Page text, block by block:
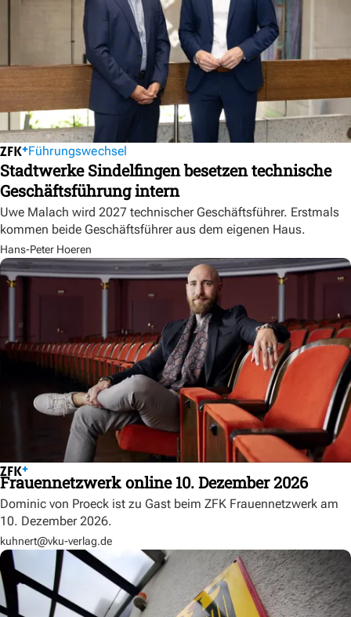
Führungswechsel
Stadtwerke Sindelfingen besetzen technische
Geschäftsführung intern
Uwe Malach wird 2027 technischer Geschäftsführer. Erstmals
kommen beide Geschäftsführer aus dem eigenen Haus.
Hans-Peter Hoeren
Frauennetzwerk online 10. Dezember 2026
Dominic von Proeck ist zu Gast beim ZFK Frauennetzwerk am
10. Dezember 2026.
kuhnert@vku-verlag.de